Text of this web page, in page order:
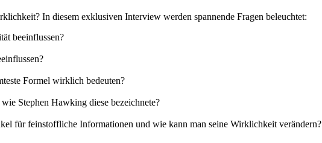
In diesem exklusiven Interview werden spannende Fragen beleuchtet:
beeinflussen?
Formel wirklich bedeuten?
Stephen Hawking diese bezeichnete?
für feinstoffliche Informationen und wie kann man seine Wirklichkeit verändern?